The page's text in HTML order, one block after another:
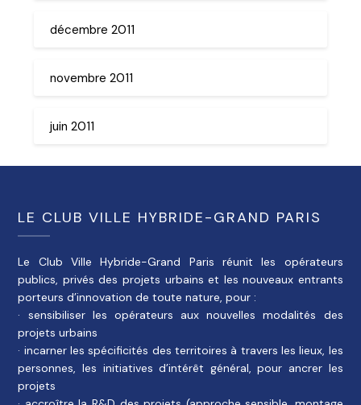
décembre 2011
novembre 2011
juin 2011
LE CLUB VILLE HYBRIDE-GRAND PARIS
Le Club Ville Hybride-Grand Paris réunit les opérateurs
publics, privés des projets urbains et les nouveaux entrants
porteurs d’innovation de toute nature, pour :
· sensibiliser les opérateurs aux nouvelles modalités des
projets urbains
· incarner les spécificités des territoires à travers les lieux, les
personnes, les initiatives d’intérêt général, pour ancrer les
projets